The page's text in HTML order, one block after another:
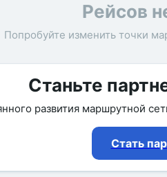
Рейсов
Попробуйте изменить точки
Станьте
развития маршрутной
Стать